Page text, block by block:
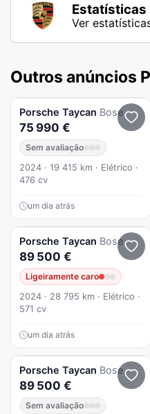
Estatísticas
Ver
Outros anúncios
Porsche Taycan Bose
75 990 €
Sem avaliação
2024 · 19 415 km · Elétrico ·
476 cv
um dia atrás
Porsche Taycan Bose
89 500 €
Ligeiramente caro
2024 · 28 795 km · Elétrico ·
571 cv
um dia atrás
Porsche Taycan Bose
89 500 €
Sem avaliação